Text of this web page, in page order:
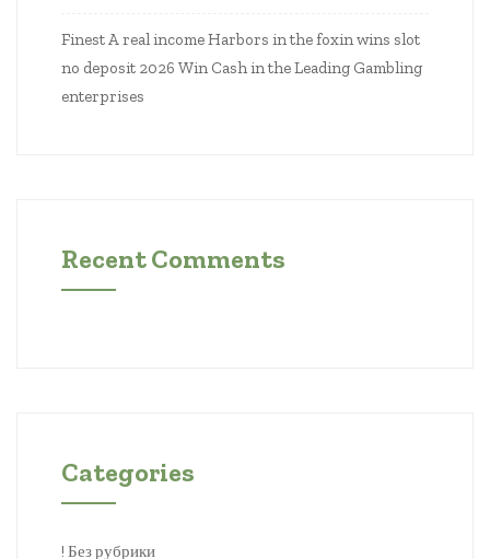
Finest A real income Harbors in the foxin wins slot
no deposit 2026 Win Cash in the Leading Gambling
enterprises
Recent Comments
Categories
! Без рубрики